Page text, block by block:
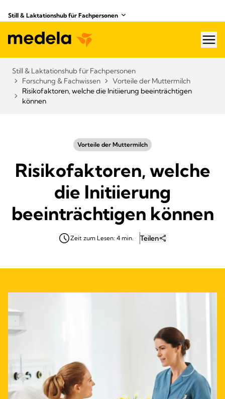
Still & Laktationshub für Fachpersonen
Still & Laktationshub für Fachpersonen
Forschung & Fachwissen
Vorteile der Muttermilch
Risikofaktoren, welche die Initiierung beeinträchtigen
können
Vorteile der Muttermilch
Risikofaktoren, welche
die Initiierung
beeinträchtigen können
Zeit zum Lesen: 4 min. Teilen